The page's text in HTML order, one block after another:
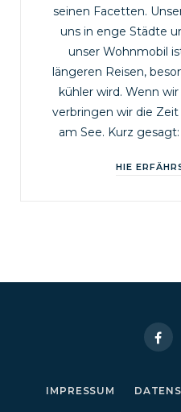
seinen Facetten.
uns in enge Städte
unser Wohnmobil
längeren Reisen,
kühler wird. Wenn
verbringen wir die
am See. Kurz
HIE
IMPRESSUM